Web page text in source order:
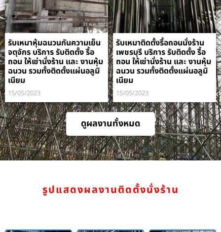
รับเหมาหุ้มฉนวนกันความเย็น
จตุจักร บริการ รับติดตั้ง รื้อ
ถอน ให้เช่านั่งร้าน และ งานหุ้ม
ฉนวน รวมทั้งติดตั้งแผ่นอลูมิ
เนียม
15/05/2023
รับเหมาติดตั้งรื้อถอนนั่งร้าน
เพชรบุรี บริการ รับติดตั้ง รื้อ
ถอน ให้เช่านั่งร้าน และ งานหุ้ม
ฉนวน รวมทั้งติดตั้งแผ่นอลูมิ
เนียม
15/05/2023
ดูผลงานทั้งหมด
รูปแสดงผลงานติดตั้งนั่งร้าน